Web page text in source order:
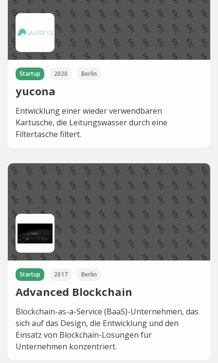
Startup 2020 Berlin
yucona
Entwicklung einer wieder verwendbaren
Kartusche, die Leitungswasser durch eine
Filtertasche filtert.
Startup 2017 Berlin
Advanced Blockchain
Blockchain-as-a-Service (BaaS)-Unternehmen, das
sich auf das Design, die Entwicklung und den
Einsatz von Blockchain-Lösungen für
Unternehmen konzentriert.